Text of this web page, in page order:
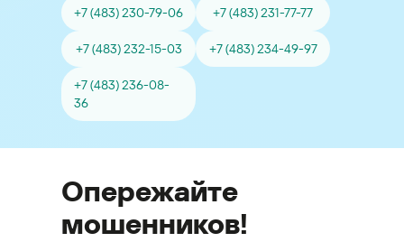
+7 (483) 230-79-06 +7 (483) 231-77-77
+7 (483) 232-15-03 +7 (483) 234-49-97
+7 (483) 236-08-
36
Опережайте
мошенников!